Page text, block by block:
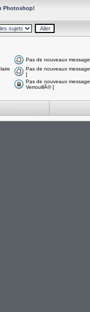
Photoshop!
Pas de nouveaux
Pas de nouveaux
]
Pas de nouveaux
VerrouillÃ© ]